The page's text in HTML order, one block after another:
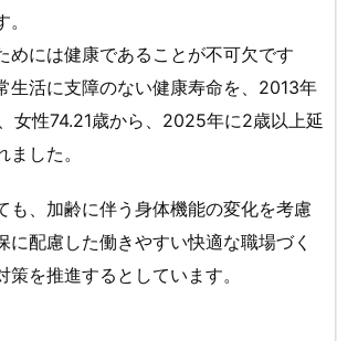
には健康であることが不可欠です
生活に支障のない健康寿命を、2013年
女性74.21歳から、2025年に2歳以上延
した。
、加齢に伴う身体機能の変化を考慮
に配慮した働きやすい快適な職場づく
策を推進するとしています。